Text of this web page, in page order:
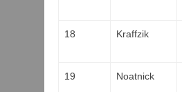
18 Kraffzik
19 Noatnick